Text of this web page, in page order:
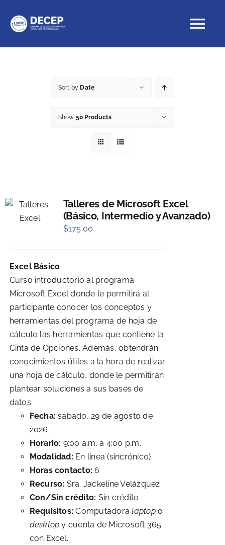
content
Sort by Date
Show 50 Products
Talleres de Microsoft Excel
(Básico, Intermedio y Avanzado)
$175.00
Excel Básico
Curso introductorio al programa
Microsoft Excel donde le permitirá al
participante conocer los conceptos y
herramientas del programa de hoja de
cálculo las herramientas que contiene la
Cinta de Opciones. Además, obtendrán
conocimientos útiles a la hora de realizar
una hoja de cálculo, donde le permitirán
plantear soluciones a sus bases de
datos.
Fecha: sábado, 29 de agosto de
2026
Horario: 9:00 a.m. a 4:00 p.m.
Modalidad: En línea (sincrónico)
Horas contacto: 6
Recurso: Sra. Jackeline Velázquez
Con/Sin crédito: Sin crédito
Requisitos: Computadoralaptopo
desktop y cuenta de Microsoft 365
con Excel.